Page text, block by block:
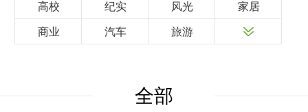
高校 纪实 风光 家居
商业 汽车 旅游
全部